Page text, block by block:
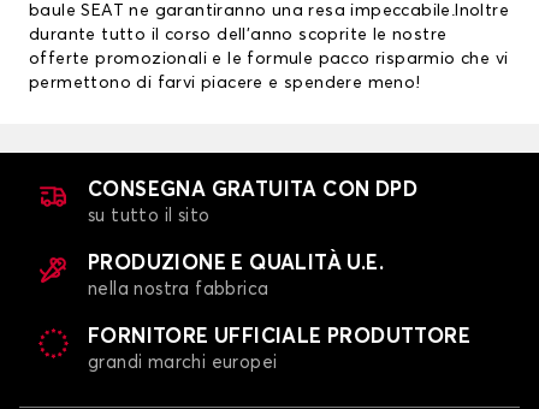
baule SEAT ne garantiranno una resa impeccabile.Inoltre
durante tutto il corso dell’anno scoprite le nostre
offerte promozionali e le formule pacco risparmio che vi
permettono di farvi piacere e spendere meno!
CONSEGNA GRATUITA CON DPD
su tutto il sito
PRODUZIONE E QUALITÀ U.E.
nella nostra fabbrica
FORNITORE UFFICIALE PRODUTTORE
grandi marchi europei